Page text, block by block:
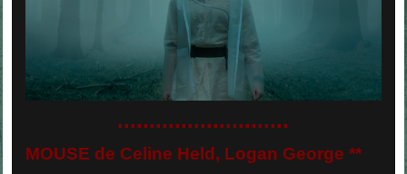
...........................
MOUSE de Celine Held, Logan George **